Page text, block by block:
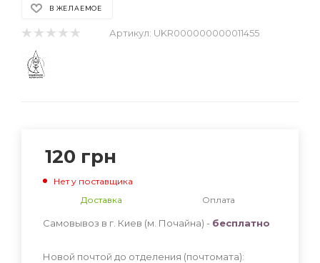
В ЖЕЛАЕМОЕ
Артикул: UKR000000000011455
120 грн
Нет у поставщика
Доставка
Оплата
Самовывоз в г. Киев (м. Почайна) - бесплатно
Новой почтой до отделения (почтомата):